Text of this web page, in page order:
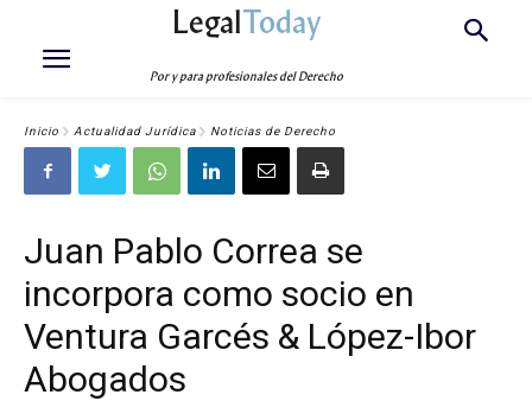
LegalToday
Por y para profesionales del Derecho
Inicio Actualidad Jurídica Noticias de Derecho
Juan Pablo Correa se
incorpora como socio en
Ventura Garcés & López-Ibor
Abogados